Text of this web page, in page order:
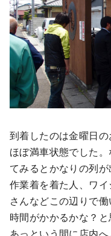
到着したのは金曜日
ほぼ満車状態でした
てみるとかなりの列が
作業着を着た人、ワ
さんなどこの辺りで
時間がかかるかな？と